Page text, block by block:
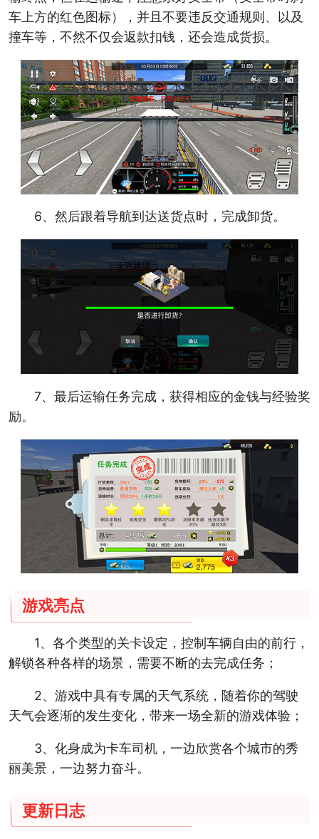
车上方的红色图标），并且不要违反交通规则、以及
撞车等，不然不仅会返款扣钱，还会造成货损。
6、然后跟着导航到达送货点时，完成卸货。
7、最后运输任务完成，获得相应的金钱与经验奖
励。
游戏亮点
1、各个类型的关卡设定，控制车辆自由的前行，
解锁各种各样的场景，需要不断的去完成任务；
2、游戏中具有专属的天气系统，随着你的驾驶
天气会逐渐的发生变化，带来一场全新的游戏体验；
3、化身成为卡车司机，一边欣赏各个城市的秀
丽美景，一边努力奋斗。
更新日志